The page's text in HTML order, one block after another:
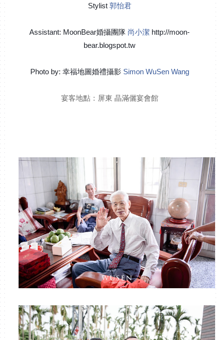
Stylist 郭怡君
Assistant: MoonBear婚攝團隊 尚小潔 http://moon-
bear.blogspot.tw
Photo by: 幸福地圖婚禮攝影 Simon WuSen Wang
宴客地點：屏東 晶滿儷宴會館